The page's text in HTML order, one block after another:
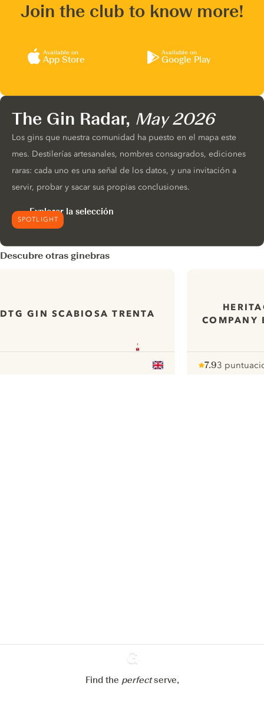
Join the club to know more!
Available on
App Store
Available on
Google Play
SPOTLIGHT
The Gin Radar, May 2026
Los gins que nuestra comunidad ha puesto en el mapa este
mes. Destilerías artesanales, nombres consagrados, ediciones
raras: cada uno es una señal de los datos, y una invitación a
servir, probar y sacar sus propias conclusiones.
Explorar la selección
Descubre otras ginebras
DTG GIN SCABIOSA TRENTA
COMPANY
7.9
pour
3
Ginventory
Find the perfectserve,